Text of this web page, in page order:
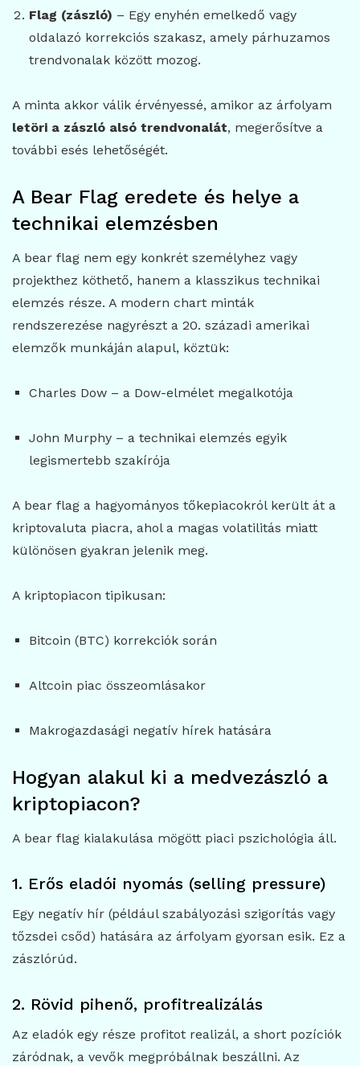
Flag (zászló) – Egy enyhén emelkedő vagy
oldalazó korrekciós szakasz, amely párhuzamos
trendvonalak között mozog.
A minta akkor válik érvényessé, amikor az árfolyam
letöri a zászló alsó trendvonalát, megerősítve a
további esés lehetőségét.
A Bear Flag eredete és helye a
technikai elemzésben
A bear flag nem egy konkrét személyhez vagy
projekthez köthető, hanem a klasszikus technikai
elemzés része. A modern chart minták
rendszerezése nagyrészt a 20. századi amerikai
elemzők munkáján alapul, köztük:
Charles Dow– a Dow-elmélet megalkotója
John Murphy– a technikai elemzés egyik
legismertebb szakírója
A bear flag a hagyományos tőkepiacokról került át a
kriptovaluta piacra, ahol a magas volatilitás miatt
különösen gyakran jelenik meg.
A kriptopiacon tipikusan:
Bitcoin (BTC) korrekciók során
Altcoin piac összeomlásakor
Makrogazdasági negatív hírek hatására
Hogyan alakul ki a medvezászló a
kriptopiacon?
A bear flag kialakulása mögött piaci pszichológia áll.
1. Erős eladói nyomás (selling pressure)
Egy negatív hír (például szabályozási szigorítás vagy
tőzsdei csőd) hatására az árfolyam gyorsan esik. Ez a
zászlórúd.
2. Rövid pihenő, profitrealizálás
Az eladók egy része profitot realizál, a short pozíciók
záródnak, a vevők megpróbálnak beszállni. Az